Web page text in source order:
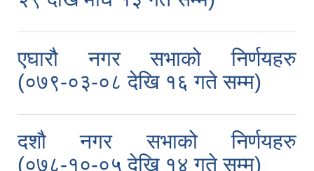
एघारौ नगर सभाको निर्णयहरु
(०७९-०३-०८ देखि १६ गते सम्म)
दशौ नगर सभाको निर्णयहरु
(०७८-१०-०५ देखि १४ गते सम्म)